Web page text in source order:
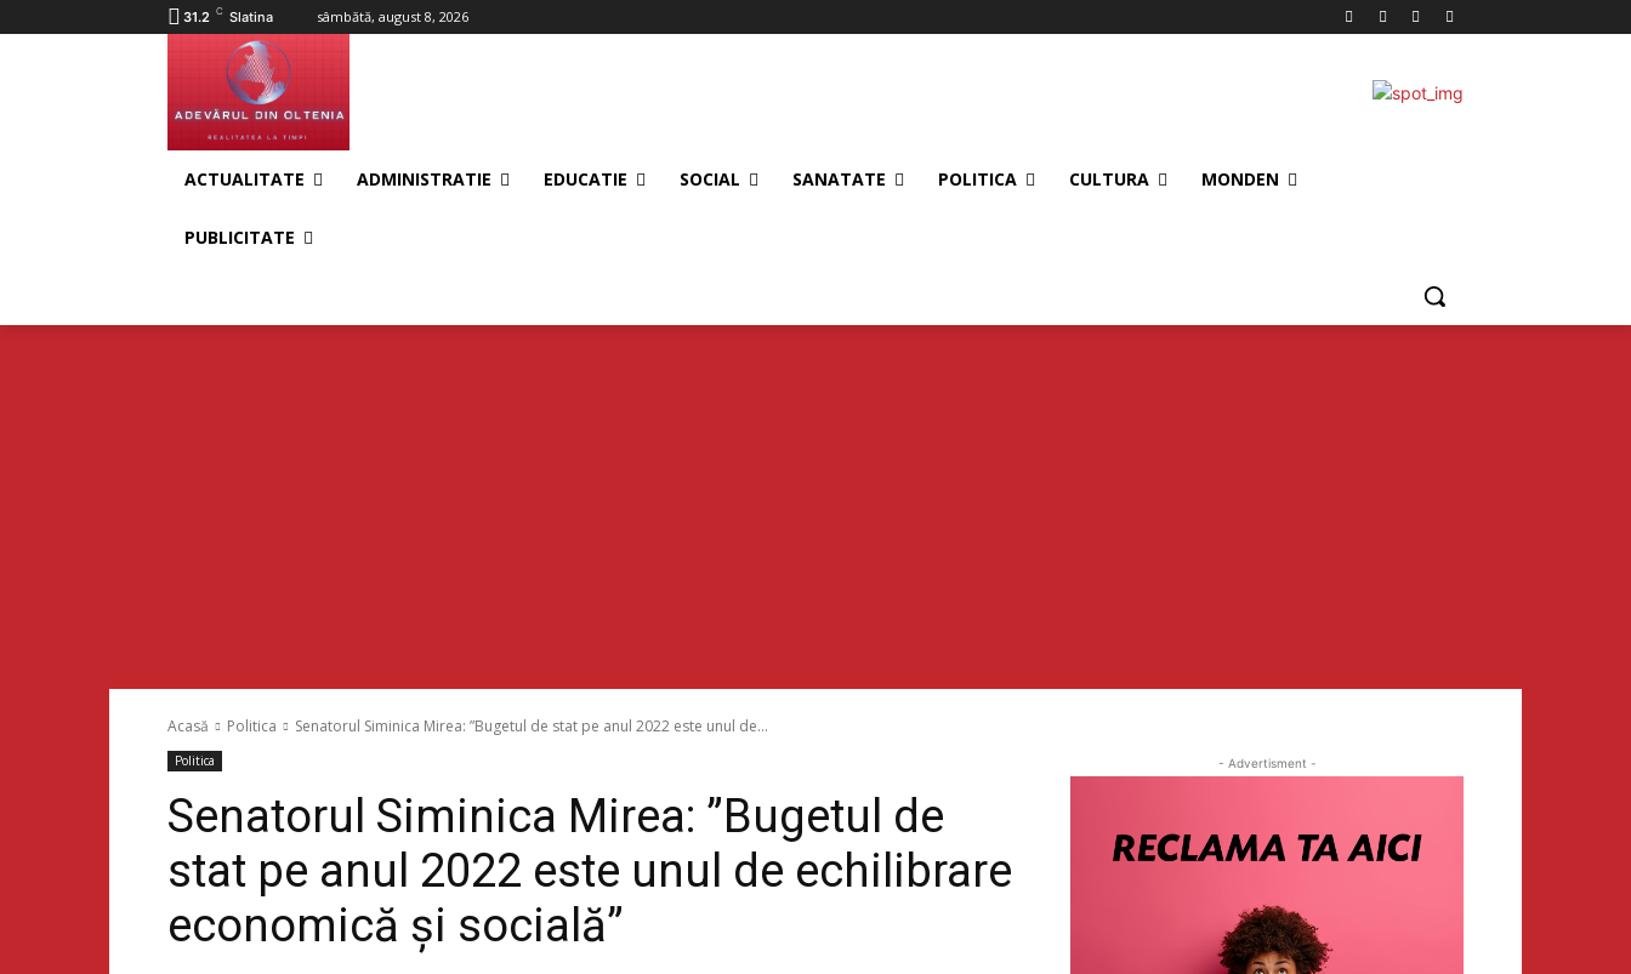
31.2 C Slatina sâmbătă, august 8, 2026
ACTUALITATE ADMINISTRATIE EDUCATIE SOCIAL SANATATE POLITICA CULTURA MONDEN
PUBLICITATE
Acasă Politica Senatorul Siminica Mirea: ”Bugetul de stat pe anul 2022 este unul de...
Politica
Senatorul Siminica Mirea: ”Bugetul de
stat pe anul 2022 este unul de echilibrare
economică și socială”
- Advertisment -